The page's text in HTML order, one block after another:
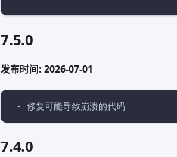
7.5.0
发布时间: 2026-07-01
- 修复可能导致崩溃的代码
7.4.0